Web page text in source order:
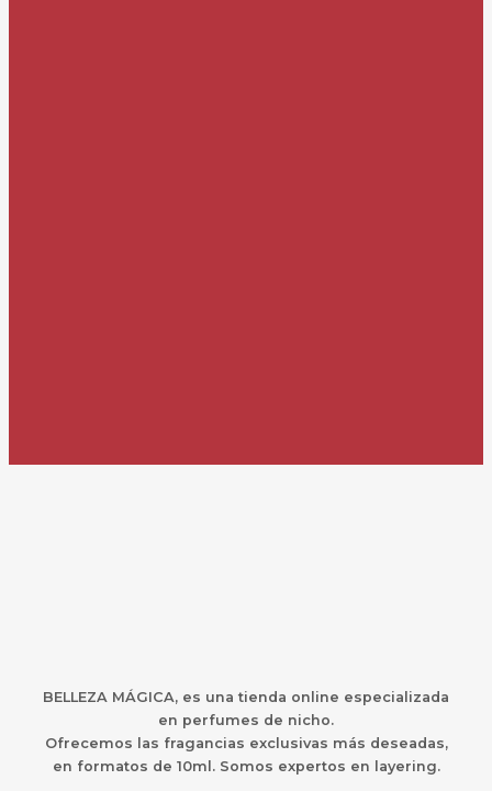
BELLEZA MÁGICA, es una tienda online especializada
en perfumes de nicho.
Ofrecemos las fragancias exclusivas más deseadas,
en formatos de 10ml. Somos expertos en layering.